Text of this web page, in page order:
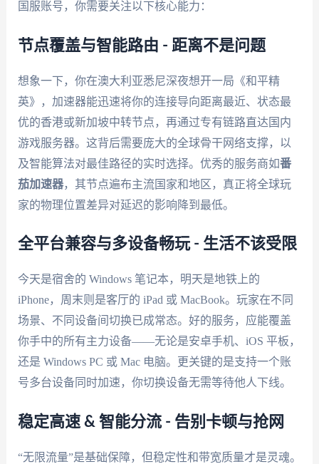
国服账号，你需要关注以下核心能力：
节点覆盖与智能路由 - 距离不是问题
想象一下，你在澳大利亚悉尼深夜想开一局《和平精
英》，加速器能迅速将你的连接导向距离最近、状态最
优的香港或新加坡中转节点，再通过专有链路直达国内
游戏服务器。这背后需要庞大的全球骨干网络支撑，以
及智能算法对最佳路径的实时选择。优秀的服务商如番
茄加速器，其节点遍布主流国家和地区，真正将全球玩
家的物理位置差异对延迟的影响降到最低。
全平台兼容与多设备畅玩 - 生活不该受限
今天是宿舍的 Windows 笔记本，明天是地铁上的
iPhone，周末则是客厅的 iPad 或 MacBook。玩家在不同
场景、不同设备间切换已成常态。好的服务，应能覆盖
你手中的所有主力设备——无论是安卓手机、iOS 平板，
还是 Windows PC 或 Mac 电脑。更关键的是支持一个账
号多台设备同时加速，你切换设备无需等待他人下线。
稳定高速 & 智能分流 - 告别卡顿与抢网
“无限流量”是基础保障，但稳定性和带宽质量才是灵魂。